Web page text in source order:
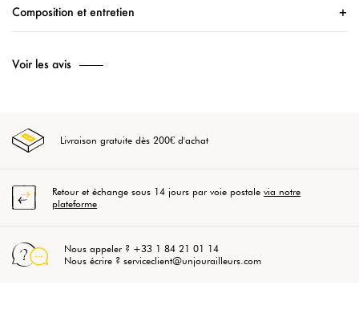
Composition et entretien
Voir les avis
Livraison gratuite dès 200€ d'achat
Retour et échange sous 14 jours par voie postalevia notre
plateforme
Nous appeler ? +33 1 84 21 01 14
Nous écrire ? serviceclient@unjourailleurs.com